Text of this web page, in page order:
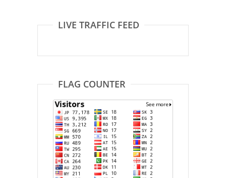
LIVE TRAFFIC FEED
FLAG COUNTER